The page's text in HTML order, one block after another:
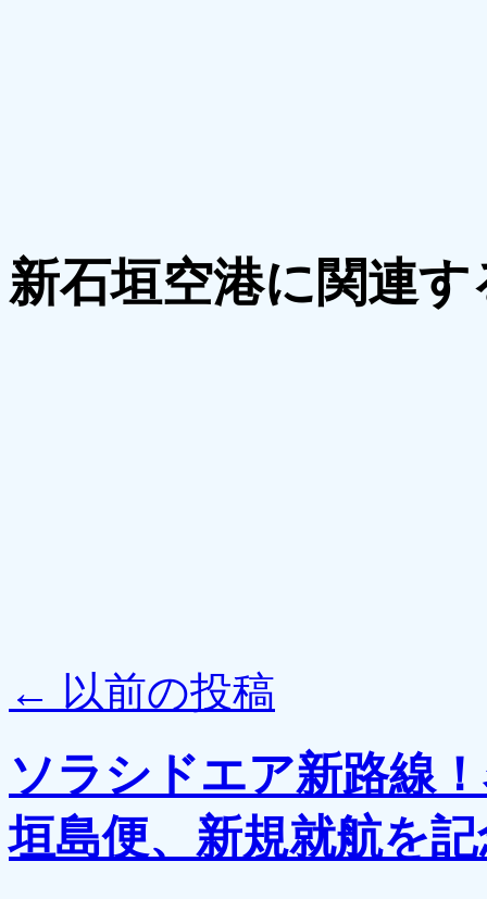
新石垣空港に関連す
← 以前の投稿
ソラシドエア新路線
垣島便、新規就航を